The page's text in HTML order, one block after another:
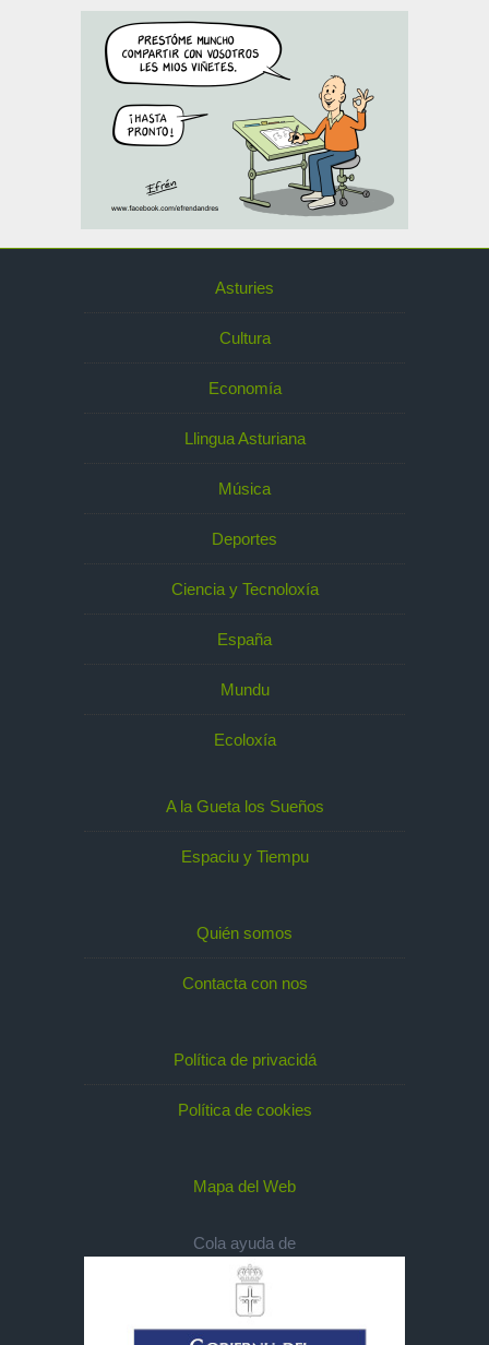
Asturies
Cultura
Economía
Llingua Asturiana
Música
Deportes
Ciencia y Tecnoloxía
España
Mundu
Ecoloxía
A la Gueta los Sueños
Espaciu y Tiempu
Quién somos
Contacta con nos
Política de privacidá
Política de cookies
Mapa del Web
Cola ayuda de